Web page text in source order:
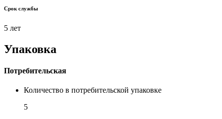
Срок службы
5 лет
Упаковка
Потребительская
Количество в потребительской упаковке
5